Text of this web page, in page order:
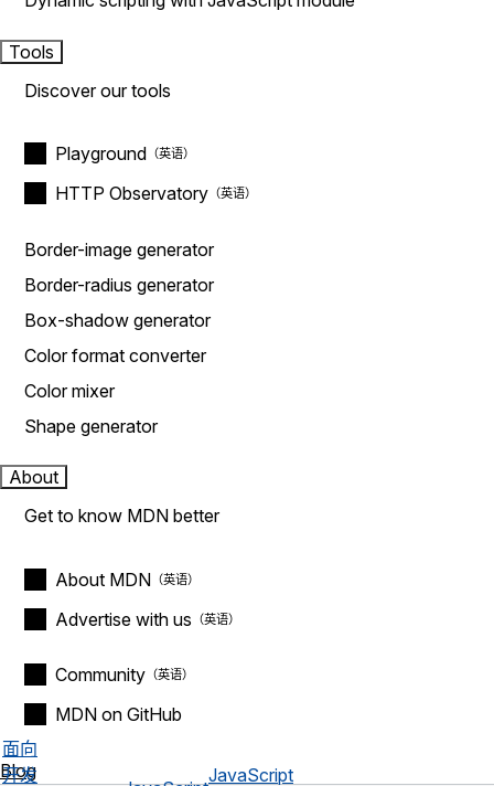
Tools
Discover our tools
Playground
HTTP Observatory
Border-image generator
Border-radius generator
Box-shadow generator
Color format converter
Color mixer
Shape generator
About
Get to know MDN better
About MDN
Advertise with us
Community
MDN on GitHub
Blog
面向
开发
JavaScript